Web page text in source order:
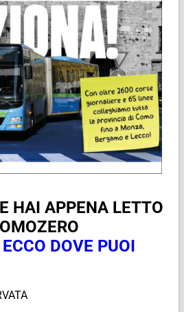
HAI APPENA LETTO
ECCO DOVE PUOI